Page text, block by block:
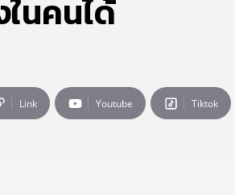
ในคนได้
Link Youtube Tiktok